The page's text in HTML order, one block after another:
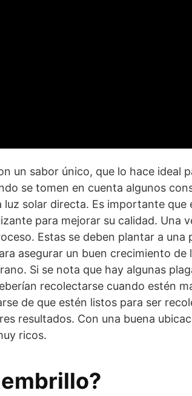
un sabor único, que lo hace ideal
se tomen en cuenta algunos
solar directa. Es importante
para mejorar su calidad.
Estas se deben plantar a
asegurar un buen crecimiento
Si se nota que hay algunas
recolectarse cuando estén
de que estén listos para ser
resultados. Con una buena
ricos.